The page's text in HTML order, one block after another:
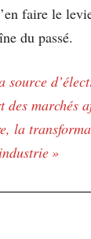
faire le
du passé.
source
des marchés
la
»